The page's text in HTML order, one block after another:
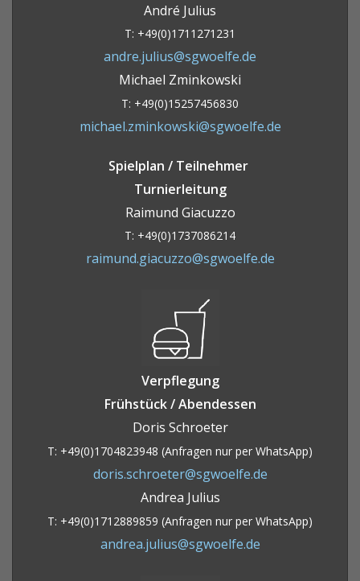
André Julius
T: +49(0)1711271231
andre.julius@sgwoelfe.de
Michael Zminkowski
T: +49(0)15257456830
michael.zminkowski@sgwoelfe.de
Spielplan / Teilnehmer
Turnierleitung
Raimund Giacuzzo
T: +49(0)1737086214
raimund.giacuzzo@sgwoelfe.de
Verpflegung
Frühstück / Abendessen
Doris Schroeter
T: +49(0)1704823948 (Anfragen nur per WhatsApp)
doris.schroeter@sgwoelfe.de
Andrea Julius
T: +49(0)1712889859 (Anfragen nur per WhatsApp)
andrea.julius@sgwoelfe.de